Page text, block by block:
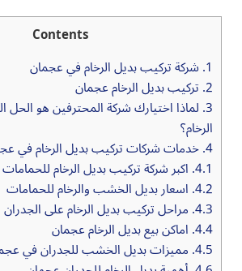
Contents
1. شركة تركيب بديل الرخام في عجمان
2. تركيب بديل الرخام عجمان
3. لماذا اختيارك شركة المحترفين هو الحل
الرخام؟
4. خدمات شركات تركيب بديل الرخام في
4.1. اكبر شركة تركيب بديل الرخام
4.2. اسعار بديل الخشب والرخام للحمامات
4.3. مراحل تركيب بديل الرخام على الجدران
4.4. ‏اماكن بيع بديل الرخام عجمان
4.5. مميزات ‏بديل الخشب للجدران في